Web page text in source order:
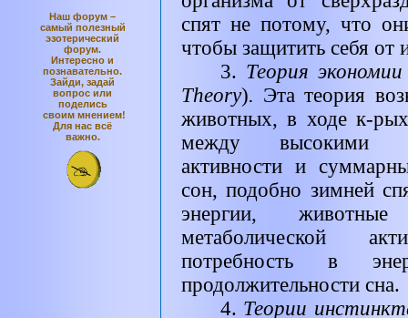
Наш форум –
самый полезный
эзотерический
форум.
Интересно и
познавательно.
Зайди, задай
вопрос или
поделись
своим мнением!
Для нас всё
важно.
спят не потому, что
чтобы защитить себя от
3. Теория
Theory). Эта теория
животных, в ходе к-рых
между высокими
активности и
сон, подобно зимней
энергии,
метаболической
потребность в
продолжительности сна.
4. Теории